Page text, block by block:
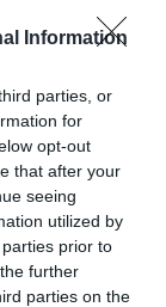
Information
parties, or
for
opt-out
that after your
seeing
utilized by
prior to
further
parties on the